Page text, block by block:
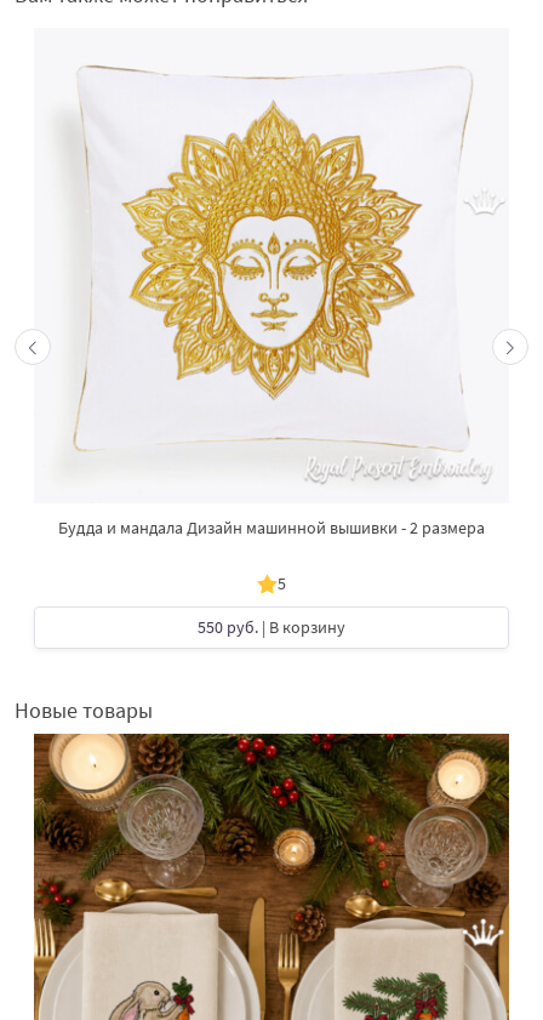
Будда и мандала Дизайн машинной вышивки - 2 размера
5
550 руб. | В корзину
Новые товары